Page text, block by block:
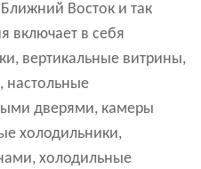
Восток и так
включает в себя
вертикальные витрины,
настольные
дверями, камеры
холодильники,
холодильные